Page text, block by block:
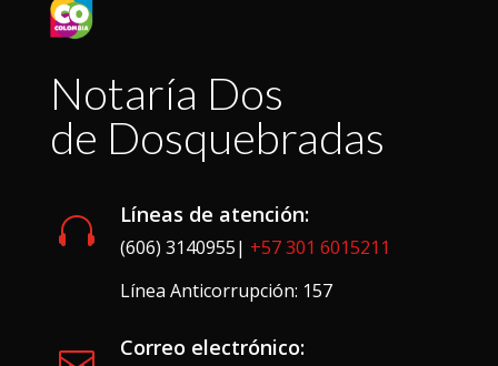
Notaría Dos
de Dosquebradas
 Líneas de atención:
(606) 3140955| +57 301 6015211
Línea Anticorrupción: 157
Correo electrónico: